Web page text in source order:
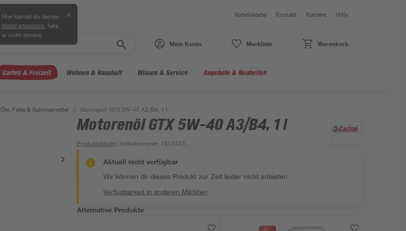
Hier kannst du deinen
Markt anpassen , falls
er nicht stimmt.
✕ Vorteilskarte Kontakt Karriere Hilfe
Mein Konto Merkliste Warenkorb
Garten & Freizeit Wohnen & Haushalt Wissen & Service Angebote & Neuheiten
Öle, Fette & Schmiermittel / Motorenöl GTX 5W-40 A3/B4, 1 l
Motorenöl GTX 5W-40 A3/B4, 1 l
Produktdetails | Artikelnummer: 1910423
Aktuell nicht verfügbar
Wir können dir dieses Produkt zur Zeit leider nicht anbieten.
Verfügbarkeit in anderen Märkten
Alternative Produkte